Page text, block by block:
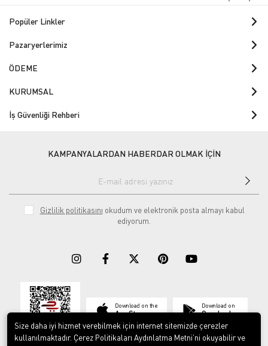
Popüler Linkler
Pazaryerlerimiz
ÖDEME
KURUMSAL
İş Güvenliği Rehberi
KAMPANYALARDAN HABERDAR OLMAK İÇİN
Gizlilik politikasını okudum ve elektronik posta almayı kabul
ediyorum.
Download on the
App Store
Download on
Google play
Size daha iyi hizmet verebilmek için internet sitemizde çerezler
kullanılmaktadır. Çerez Politikaları Aydınlatma Metni’ni okuyabilir ve